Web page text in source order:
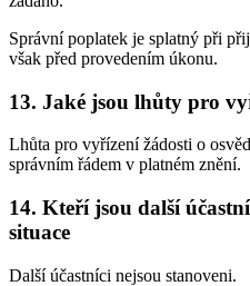
Správní poplatek je splatný při
však před provedením úkonu.
13. Jaké jsou lhůty pro
Lhůta pro vyřízení žádosti o
správním řádem v platném znění.
14. Kteří jsou další
situace
Další účastníci nejsou stanoveni.